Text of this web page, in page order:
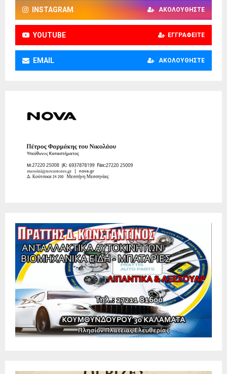
INSTAGRAM ΑΚΟΛΟΥΘΉΣΤΕ
YOUTUBE ΕΓΓΡΑΦΕΊΤΕ
EMAIL ΑΚΟΛΟΥΘΉΣΤΕ